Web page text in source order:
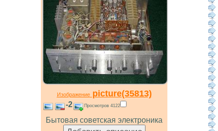
Изображениеpicture(35813)
-2 Просмотров 4122
Бытовая советская электроника